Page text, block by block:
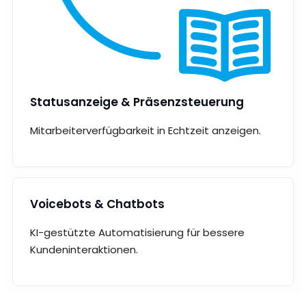
Statusanzeige & Präsenzsteuerung
Mitarbeiterverfügbarkeit in Echtzeit anzeigen.
Voicebots & Chatbots
KI-gestützte Automatisierung für bessere
Kundeninteraktionen.